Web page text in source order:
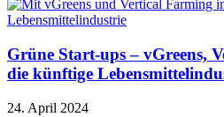
Grüne Start-ups – vGreens,
die künftige
24. April 2024